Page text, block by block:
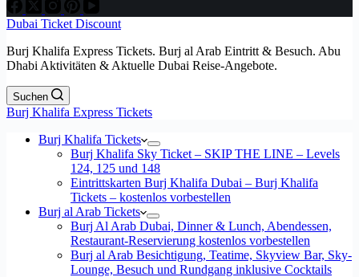
Dubai Ticket Discount
Burj Khalifa Express Tickets. Burj al Arab Eintritt & Besuch. Abu
Dhabi Aktivitäten & Aktuelle Dubai Reise-Angebote.
Suchen
Burj Khalifa Express Tickets
Burj Khalifa Tickets
Burj Khalifa Sky Ticket – SKIP THE LINE – Levels
124, 125 und 148
Eintrittskarten Burj Khalifa Dubai – Burj Khalifa
Tickets – kostenlos vorbestellen
Burj al Arab Tickets
Burj Al Arab Dubai, Dinner & Lunch, Abendessen,
Restaurant-Reservierung kostenlos vorbestellen
Burj al Arab Besichtigung, Teatime, Skyview Bar, Sky-
Lounge, Besuch und Rundgang inklusive Cocktails